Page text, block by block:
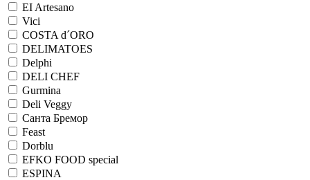
EI Artesano
Vici
COSTA d´ORO
DELIMATOES
Delphi
DELI CHEF
Gurmina
Deli Veggy
Санта Бремор
Feast
Dorblu
EFKO FOOD special
ESPINA